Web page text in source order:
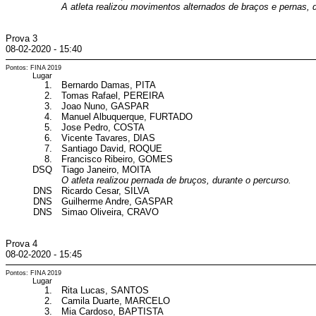
A atleta realizou movimentos alternados de braços e pernas,
Prova 3
08-02-2020 - 15:40
Pontos: FINA 2019
Lugar
1.
Bernardo Damas, PITA
2.
Tomas Rafael, PEREIRA
3.
Joao Nuno, GASPAR
4.
Manuel Albuquerque, FURTADO
5.
Jose Pedro, COSTA
6.
Vicente Tavares, DIAS
7.
Santiago David, ROQUE
8.
Francisco Ribeiro, GOMES
DSQ
Tiago Janeiro, MOITA
O atleta realizou pernada de bruços, durante o percurso.
DNS
Ricardo Cesar, SILVA
DNS
Guilherme Andre, GASPAR
DNS
Simao Oliveira, CRAVO
Prova 4
08-02-2020 - 15:45
Pontos: FINA 2019
Lugar
1.
Rita Lucas, SANTOS
2.
Camila Duarte, MARCELO
3.
Mia Cardoso, BAPTISTA